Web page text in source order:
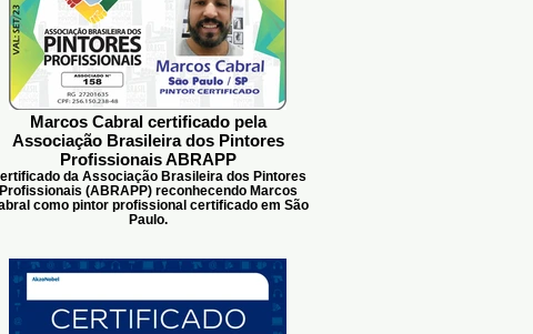
Marcos Cabral certificado pela
Associação Brasileira dos Pintores
Profissionais ABRAPP
da Associação Brasileira dos Pintores
Profissionais (ABRAPP) reconhecendo Marcos
como pintor profissional certificado em São
Paulo.